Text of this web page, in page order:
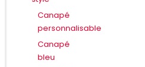
Canapé
personnalisable
Canapé
bleu